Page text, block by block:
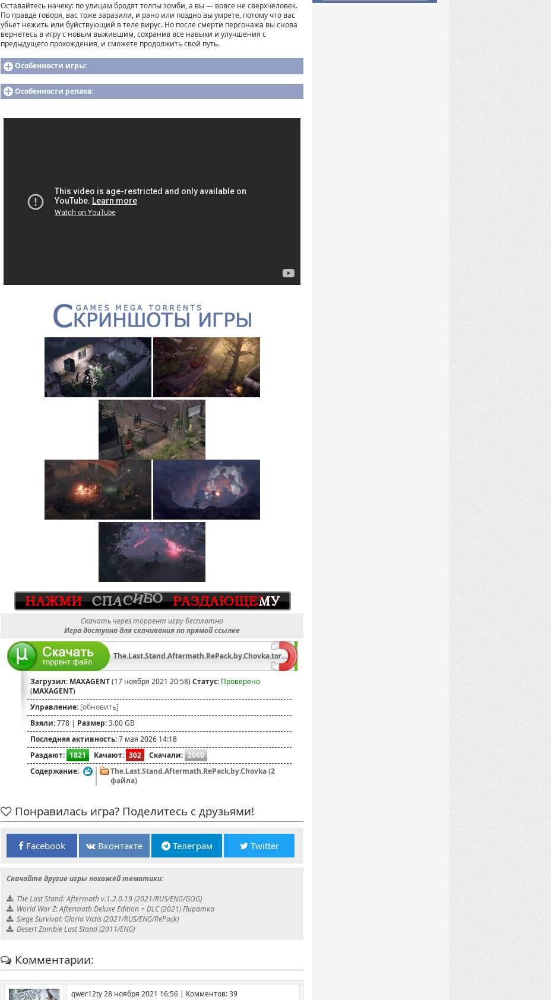
Оставайтесь начеку: по улицам бродят толпы зомби, а вы — вовсе не сверхчеловек.
По правде говоря, вас тоже заразили, и рано или поздно вы умрете, потому что вас
убьет нежить или буйствующий в теле вирус. Но после смерти персонажа вы снова
вернетесь в игру с новым выжившим, сохранив все навыки и улучшения с
предыдущего прохождения, и сможете продолжить свой путь.
Особенности игры:
Особенности репака:
Скачать через торрент игру бесплатно
Игра доступна для скачивания по прямой ссылке
The.Last.Stand.Aftermath.RePack.by.Chovka.torrent
Загрузил: MAXAGENT(17 ноября 2021 20:58) Статус: Проверено
(MAXAGENT)
Управление: [обновить]
Взяли:778 | Размер:3.00 GB
Последняя активность:7 мая 2026 14:18
Раздают: 1821 Качают: 302 Скачали: 2060
Содержание:
The.Last.Stand.Aftermath.RePack.by.Chovka (2
файла)
Понравилась игра? Поделитесь с друзьями!
Facebook Вконтакте Телеграм Twitter
Скачайте другие игры похожей тематики:
The Last Stand: Aftermath v.1.2.0.19 (2021/RUS/ENG/GOG)
World War Z: Aftermath Deluxe Edition + DLC (2021) Пиратка
Siege Survival: Gloria Victis (2021/RUS/ENG/RePack)
Desert Zombie Last Stand (2011/ENG)
Комментарии:
qwer12ty 28 ноября 2021 16:56 | Комментов: 39